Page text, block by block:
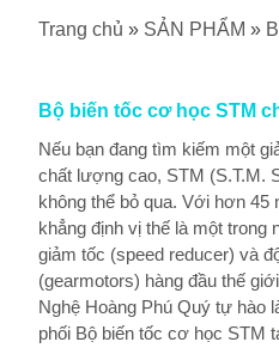
Bộ biến tốc cơ học STM
Nếu bạn đang tìm kiếm một
chất lượng cao, STM (S.T.M.
không thể bỏ qua. Với hơn 45
khẳng định vị thế là một trong
giảm tốc (speed reducer) và
(gearmotors) hàng đầu thế
Nghệ Hoàng Phú Quý tự hào
phối Bộ biến tốc cơ học STM
Trang chủ » SẢN PHẨM »